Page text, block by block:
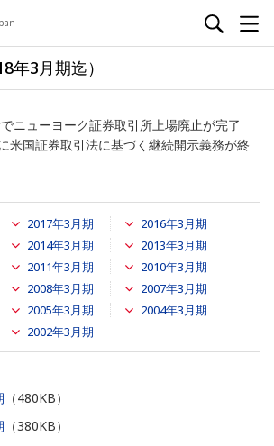
年3月期迄）
ニューヨーク証券取引所上場廃止が完了
米国証券取引法に基づく継続開示義務が終
2017年3月期
2016年3月期
2014年3月期
2013年3月期
2011年3月期
2010年3月期
2008年3月期
2007年3月期
2005年3月期
2004年3月期
2002年3月期
（480KB）
（380KB）